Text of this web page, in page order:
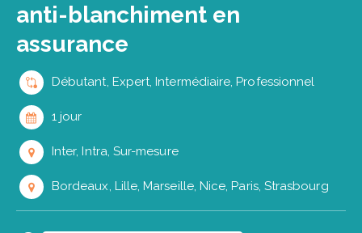
anti-blanchiment en
assurance
Débutant, Expert, Intermédiaire, Professionnel
1 jour
Inter, Intra, Sur-mesure
Bordeaux, Lille, Marseille, Nice, Paris, Strasbourg